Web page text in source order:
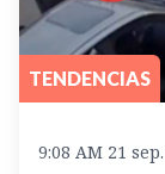
TENDENCIAS
9:08 AM 21